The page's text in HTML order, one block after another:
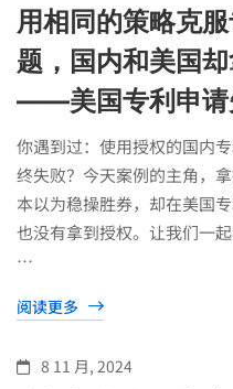
用相同的策略克
题，国内和美国
——美国专利申请
你遇到过：使用授权的国内
终失败？今天案例的主角，
本以为稳操胜券，却在美国
也没有拿到授权。让我们一
…
阅读更多
8 11 月, 2024